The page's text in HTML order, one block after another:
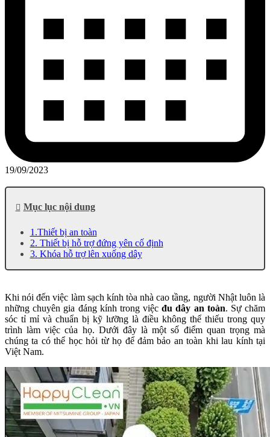
19/09/2023
Mục lục nội dung
1.Thiết bị an toàn
2. Thiết bị hỗ trợ đứng yên cố định
3. Khóa hỗ trợ lên xuống dây
Khi nói đến việc làm sạch kính tòa nhà cao tầng, người Nhật luôn là
những chuyên gia đáng kính trong việcđu dây an toàn. Sự chăm
sóc tỉ mỉ và chuẩn bị kỹ lưỡng là điều không thể thiếu trong quy
trình làm việc của họ. Dưới đây là một số điểm quan trọng mà
chúng ta có thể học hỏi từ họ để đảm bảo an toàn khi lau kính tại
Việt Nam.